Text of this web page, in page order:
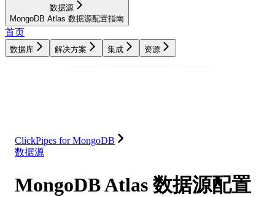
数据源
MongoDB Atlas 数据源配置指南
首页
数据库 解决方案 集成 资源
ClickPipes for MongoDB
数据源
MongoDB Atlas 数据源配置